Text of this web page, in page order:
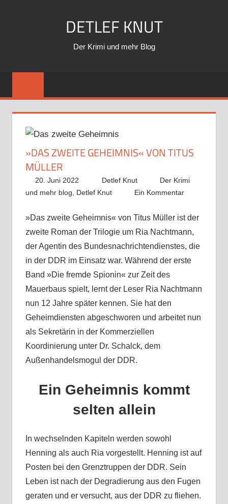
DETLEF KNUT
Der Krimi und mehr Blog
»DAS ZWEITE GEHEIMNIS« VON TITUS
MÜLLER
20. Juni 2022 Detlef Knut
Der Krimi
und mehr blog, Detlef Knut Ein Kommentar
»Das zweite Geheimnis« von Titus Müller ist der
zweite Roman der Trilogie um Ria Nachtmann,
der Agentin des Bundesnachrichtendienstes, die
in der DDR im Einsatz war. Während der erste
Band »Die fremde Spionin« zur Zeit des
Mauerbaus spielt, lernt der Leser Ria Nachtmann
nun 12 Jahre später kennen. Sie hat den
Geheimdiensten abgeschworen und arbeitet nun
als Sekretärin in der Kommerziellen
Koordinierung unter Dr. Schalck, dem
Außenhandelsmogul der DDR.
Ein Geheimnis kommt
selten allein
In wechselnden Kapiteln werden sowohl
Henning als auch Ria vorgestellt. Henning ist auf
Posten bei den Grenztruppen der DDR. Sein
Leben ist nach der Degradierung aus den Fugen
geraten und er versucht, aus der DDR zu fliehen.